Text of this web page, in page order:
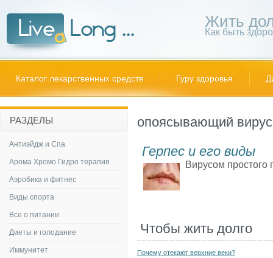
Жить
Как быть
Каталог лекарственных средств Гуру здоровья
опоясывающий вирус
Герпес и его виды
Вирусом простого
Чтобы жить долго
Почему отекают верхние веки?
РАЗДЕЛЫ
Антиэйдж и Спа
Арома Хромо Гидро терапия
Аэробика и фитнес
Виды спорта
Все о питании
Диеты и голодание
Иммунитет